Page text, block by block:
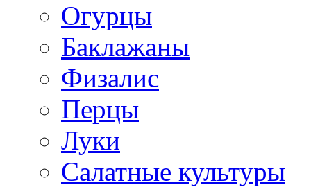
Огурцы
Баклажаны
Физалис
Перцы
Луки
Салатные культуры